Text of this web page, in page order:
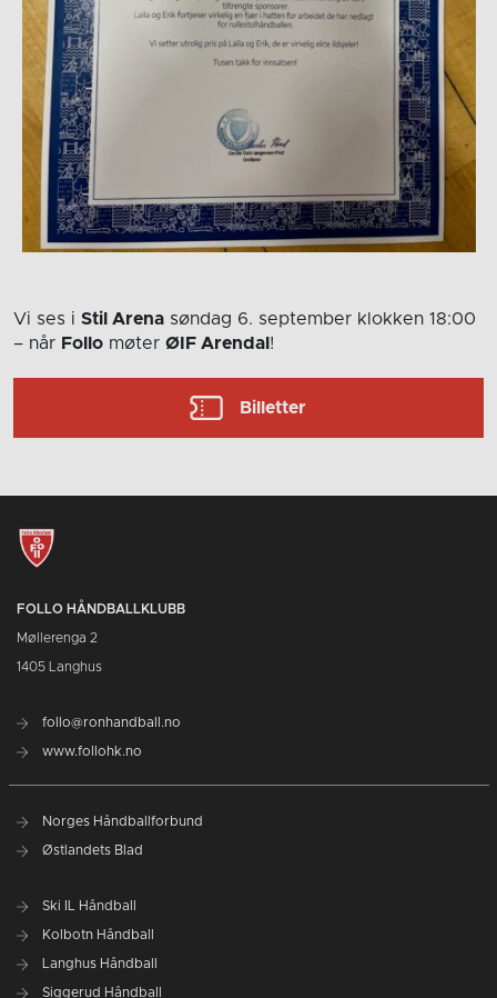
Vi ses i Stil Arena søndag 6. september klokken 18:00
– når Follo møter ØIF Arendal !
Billetter
FOLLO HÅNDBALLKLUBB
Møllerenga 2
1405 Langhus
follo@ronhandball.no
www.follohk.no
Norges Håndballforbund
Østlandets Blad
Ski IL Håndball
Kolbotn Håndball
Langhus Håndball
Siggerud Håndball